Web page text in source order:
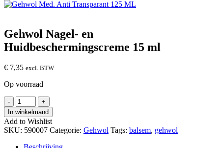
Gehwol Nagel- en
Huidbeschermingscreme 15 ml
€ 7,35 excl. BTW
Op voorraad
-
Gehwol
Nagel-
en
Huidbeschermingscreme
15
ml
+
In winkelmand
Add to Wishlist
SKU: 590007 Categorie: Gehwol Tags: balsem, gehwol